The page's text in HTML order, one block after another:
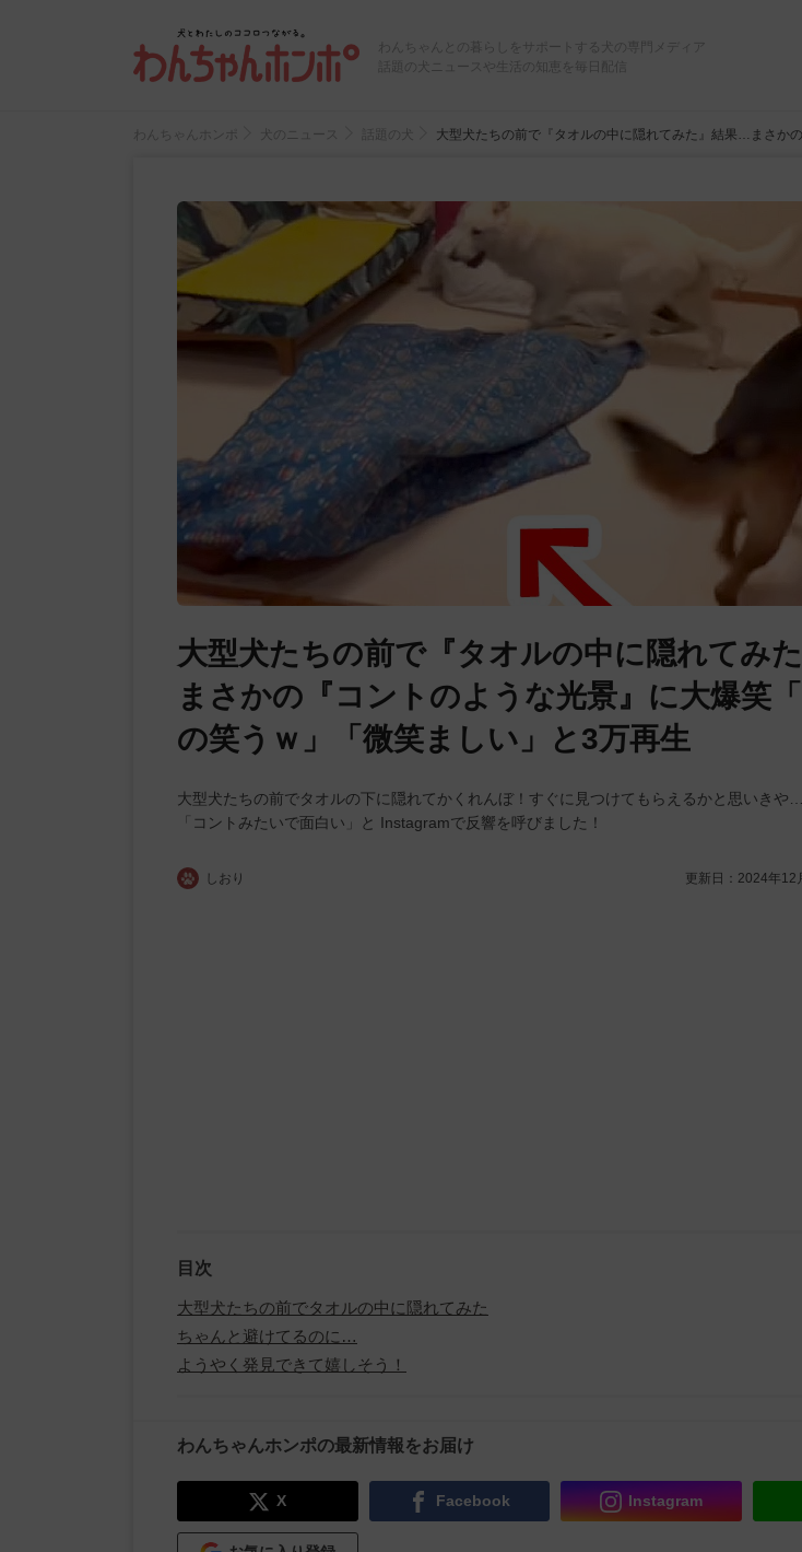
わんちゃんとの暮らしをサポートする犬の専門メディア
話題の犬ニュースや生活の知恵を毎日配信
わんちゃんホンポ 犬のニュース 話題の犬 大型犬たちの前で『タオルの中に隠れてみた』結果…まさか
大型犬たちの前で『タオルの中に隠れてみ
まさかの『コントのような光景』に大爆笑
の笑うｗ」「微笑ましい」と3万再生
大型犬たちの前でタオルの下に隠れてかくれんぼ！すぐに見つけてもらえるかと思いきや
「コントみたいで面白い」と Instagramで反響を呼びました！
しおり 更新日： 2024年12
目次
大型犬たちの前でタオルの中に隠れてみた
ちゃんと避けてるのに…
ようやく発見できて嬉しそう！
わんちゃんホンポの最新情報をお届け
X Facebook Instagram